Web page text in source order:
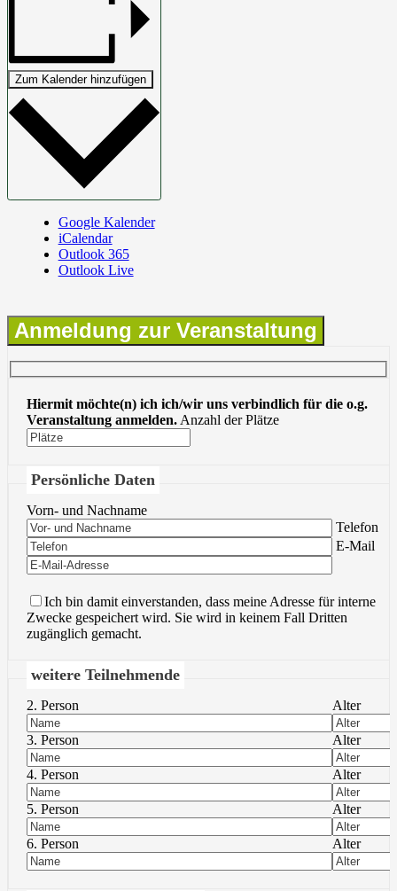
Zum Kalender hinzufügen
Google Kalender
iCalendar
Outlook 365
Outlook Live
Anmeldung zur Veranstaltung
Hiermit möchte(n) ich ich/wir uns verbindlich für die o.g.
Veranstaltung anmelden.Anzahl der Plätze
Persönliche Daten
Vorn- und Nachname
Bitte lasse
Telefon
Bitte lasse
E-Mail
Ich bin damit einverstanden, dass meine Adresse für interne
Zwecke gespeichert wird. Sie wird in keinem Fall Dritten
zugänglich gemacht.
weitere Teilnehmende
2. Person Alter
3. Person Alter
4. Person Alter
5. Person Alter
6. Person Alter